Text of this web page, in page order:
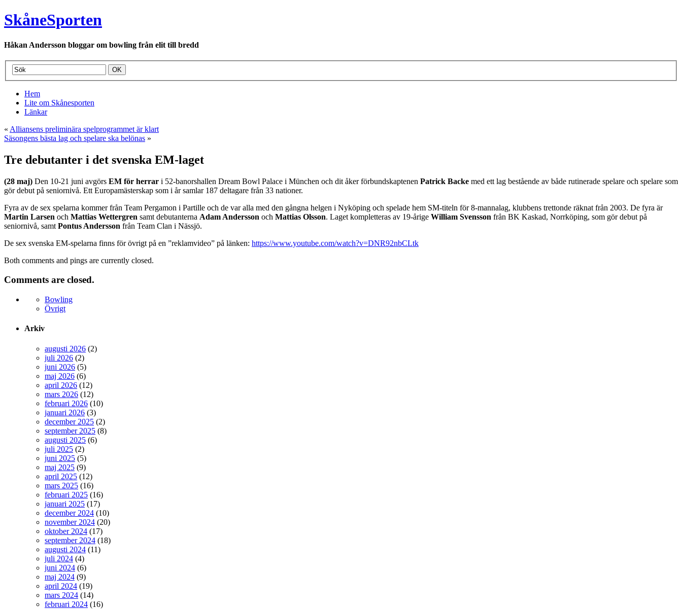
SkåneSporten
Håkan Andersson bloggar om bowling från elit till bredd
Hem
Lite om Skånesporten
Länkar
« Alliansens preliminära spelprogrammet är klart
Säsongens bästa lag och spelare ska belönas »
Tre debutanter i det svenska EM-laget
(28 maj) Den 10-21 juni avgörs EM för herrar i 52-banorshallen Dream Bowl Palace i München och dit åker förbundskaptenen Patrick Backe med ett lag bestående av både rutinerade spelare och spelare som
gör debut på seniornivå. Ett Europamästerskap som i år samlar 187 deltagare från 33 nationer.
Fyra av de sex spelarna kommer från Team Pergamon i Partille och de var alla med den gångna helgen i Nyköping och spelade hem SM-titeln för 8-mannalag, klubbens trettonde räknat från 2003. De fyra är
Martin Larsen och Mattias Wettergren samt debutanterna Adam Andersson och Mattias Olsson. Laget kompletteras av 19-årige William Svensson från BK Kaskad, Norrköping, som gör debut på
seniornivå, samt Pontus Andersson från Team Clan i Nässjö.
De sex svenska EM-spelarna finns för övrigt på en ”reklamvideo” på länken: https://www.youtube.com/watch?v=DNR92nbCLtk
Both comments and pings are currently closed.
Comments are closed.
Bowling
Övrigt
Arkiv
augusti 2026 (2)
juli 2026 (2)
juni 2026 (5)
maj 2026 (6)
april 2026 (12)
mars 2026 (12)
februari 2026 (10)
januari 2026 (3)
december 2025 (2)
september 2025 (8)
augusti 2025 (6)
juli 2025 (2)
juni 2025 (5)
maj 2025 (9)
april 2025 (12)
mars 2025 (16)
februari 2025 (16)
januari 2025 (17)
december 2024 (10)
november 2024 (20)
oktober 2024 (17)
september 2024 (18)
augusti 2024 (11)
juli 2024 (4)
juni 2024 (6)
maj 2024 (9)
april 2024 (19)
mars 2024 (14)
februari 2024 (16)